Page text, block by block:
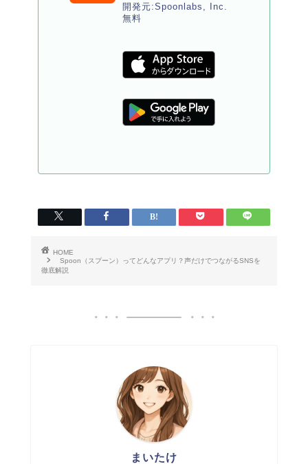
開発元:Spoonlabs, Inc.
無料
HOME
Spoon（スプーン）ってどんなアプリ？声だけでつながるSNSを
徹底解説
まいたけ